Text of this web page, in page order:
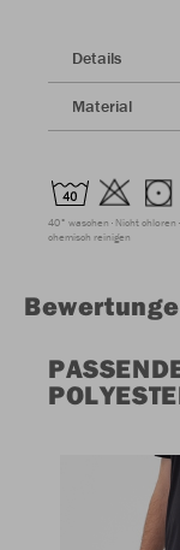
Details
Material
40° waschen Nicht chloren
chemisch reinigen